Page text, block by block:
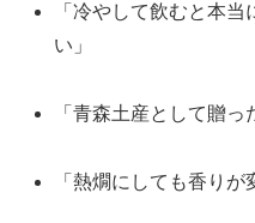
「冷やして飲むと本
い」
「青森土産として贈っ
「熱燗にしても香りが